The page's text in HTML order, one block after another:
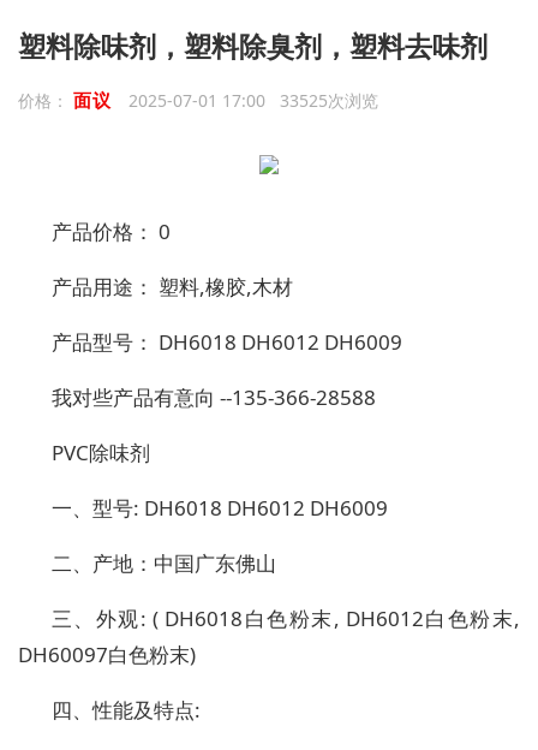
塑料除味剂，塑料除臭剂，塑料去味剂
价格： 面议 2025-07-01 17:00 33525次浏览
产品价格： 0
产品用途： 塑料,橡胶,木材
产品型号： DH6018 DH6012 DH6009
我对些产品有意向 --135-366-28588
PVC除味剂
一、型号: DH6018 DH6012 DH6009
二、产地：中国广东佛山
三、外观: ( DH6018白色粉末, DH6012白色粉末,
DH60097白色粉末)
四、性能及特点: